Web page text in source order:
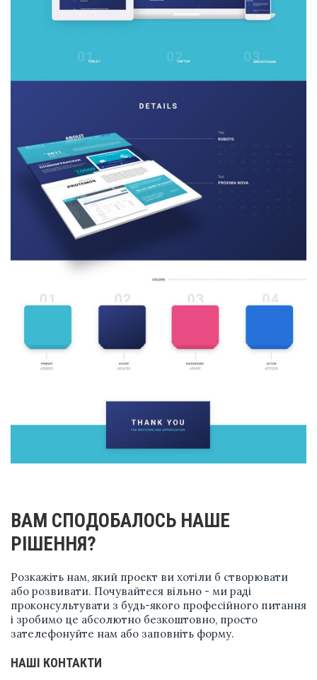
ВАМ СПОДОБАЛОСЬ НАШЕ
РІШЕННЯ?
Розкажіть нам, який проект ви хотіли б створювати
або розвивати. Почувайтеся вільно - ми раді
проконсультувати з будь-якого професійного питання
і зробимо це абсолютно безкоштовно, просто
зателефонуйте нам або заповніть форму.
НАШІ КОНТАКТИ